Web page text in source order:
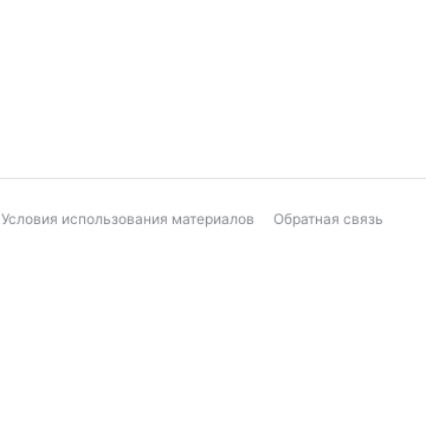
Условия использования материалов Обратная связь